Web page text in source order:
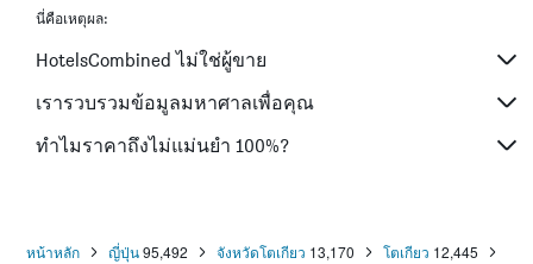
นี่คือเหตุผล:
HotelsCombined ไม่ใช่ผู้ขาย
เรารวบรวมข้อมูลมหาศาลเพื่อคุณ
ทำไมราคาถึงไม่แม่นยำ 100%?
หน้าหลัก ญี่ปุ่น95,492 จังหวัดโตเกียว 13,170 โตเกียว 12,445